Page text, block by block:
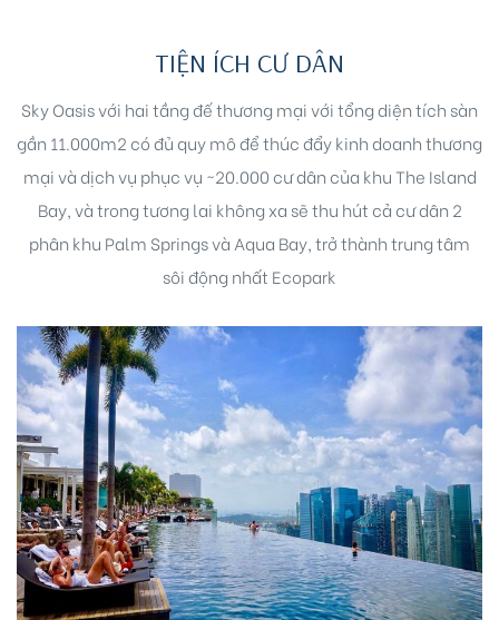
TIỆN ÍCH CƯ DÂN
Sky Oasis với hai tầng đế thương mại với tổng diện tích sàn
gần 11.000m2 có đủ quy mô để thúc đẩy kinh doanh thương
mại và dịch vụ phục vụ ~20.000 cư dân của khu The Island
Bay, và trong tương lai không xa sẽ thu hút cả cư dân 2
phân khu Palm Springs và Aqua Bay, trở thành trung tâm
sôi động nhất Ecopark